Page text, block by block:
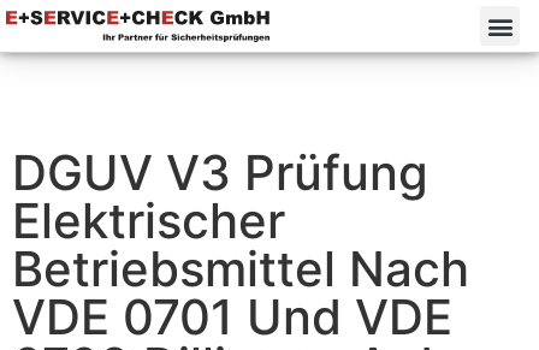
DGUV V3 Prüfung
Elektrischer
Betriebsmittel Nach
VDE 0701 Und VDE